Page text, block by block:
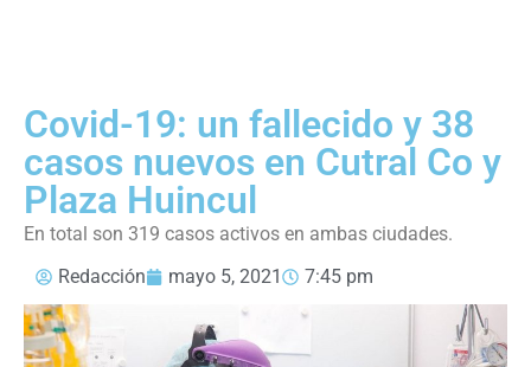
Covid-19: un fallecido y 38
casos nuevos en Cutral Co y
Plaza Huincul
En total son 319 casos activos en ambas ciudades.
Redacción
mayo 5, 2021 7:45 pm